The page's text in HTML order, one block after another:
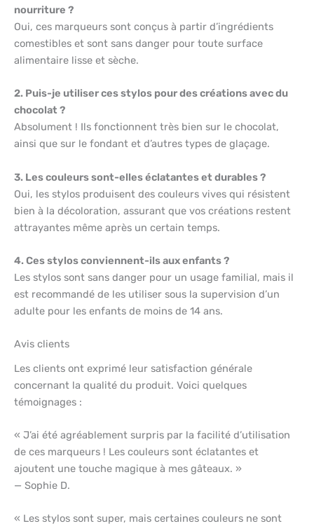
nourriture ?
Oui, ces marqueurs sont conçus à partir d’ingrédients
comestibles et sont sans danger pour toute surface
alimentaire lisse et sèche.
2. Puis-je utiliser ces stylos pour des créations avec du
chocolat ?
Absolument ! Ils fonctionnent très bien sur le chocolat,
ainsi que sur le fondant et d’autres types de glaçage.
3. Les couleurs sont-elles éclatantes et durables ?
Oui, les stylos produisent des couleurs vives qui résistent
bien à la décoloration, assurant que vos créations restent
attrayantes même après un certain temps.
4. Ces stylos conviennent-ils aux enfants ?
Les stylos sont sans danger pour un usage familial, mais il
est recommandé de les utiliser sous la supervision d’un
adulte pour les enfants de moins de 14 ans.
Avis clients
Les clients ont exprimé leur satisfaction générale
concernant la qualité du produit. Voici quelques
témoignages :
« J’ai été agréablement surpris par la facilité d’utilisation
de ces marqueurs ! Les couleurs sont éclatantes et
ajoutent une touche magique à mes gâteaux. »
— Sophie D.
« Les stylos sont super, mais certaines couleurs ne sont